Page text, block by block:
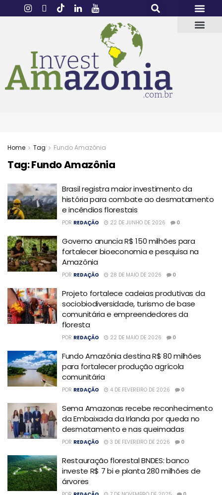
Home Tag Fundo Amazônia
Tag:Fundo Amazônia
Brasil registra maior investimento da
história para combate ao desmatamento
e incêndios florestais
POR REDAÇÃO 22 DE JUNHO DE 2026 0
Governo anuncia R$ 150 milhões para
fortalecer bioeconomia e pesquisa na
Amazônia
POR REDAÇÃO 28 DE MAIO DE 2026 0
Projeto fortalece cadeias produtivas da
sociobiodiversidade, turismo de base
comunitária e empreendedores da
floresta
POR REDAÇÃO 22 DE MAIO DE 2026 0
Fundo Amazônia destina R$ 80 milhões
para fortalecer produção agrícola
comunitária
POR REDAÇÃO 4 DE FEVEREIRO DE 2026 0
Sema Amazonas recebe reconhecimento
da Embaixada da Irlanda por queda no
desmatamento e nas queimadas
POR REDAÇÃO 3 DE FEVEREIRO DE 2026 0
Restauração florestal BNDES: banco
investe R$ 7 bi e planta 280 milhões de
árvores